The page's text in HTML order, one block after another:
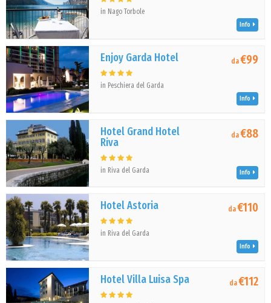
in Nago Torbole
Info
Enjoy Garda Hotel
in Peschiera del Garda
da€99
Info
Hotel Grand Hotel
Riva
in Riva del Garda
da€88
Info
Hotel Astoria
in Riva del Garda
da€110
Info
Hotel Villa Luisa Spa da€112